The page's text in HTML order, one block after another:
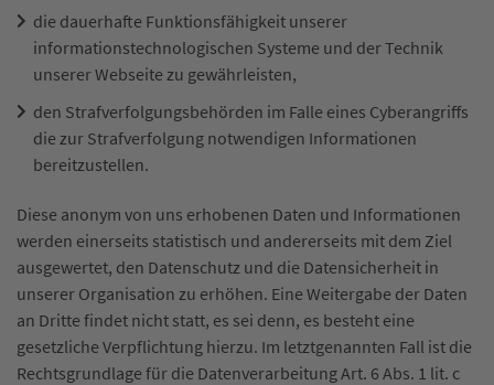
die dauerhafte Funktionsfähigkeit unserer
informationstechnologischen Systeme und der Technik
unserer Webseite zu gewährleisten,
den Strafverfolgungsbehörden im Falle eines Cyberangriffs
die zur Strafverfolgung notwendigen Informationen
bereitzustellen.
Diese anonym von uns erhobenen Daten und Informationen
werden einerseits statistisch und andererseits mit dem Ziel
ausgewertet, den Datenschutz und die Datensicherheit in
unserer Organisation zu erhöhen. Eine Weitergabe der Daten
an Dritte findet nicht statt, es sei denn, es besteht eine
gesetzliche Verpflichtung hierzu. Im letztgenannten Fall ist die
Rechtsgrundlage für die Datenverarbeitung Art. 6 Abs. 1 lit. c